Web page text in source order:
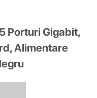
Porturi Gigabit,
Alimentare